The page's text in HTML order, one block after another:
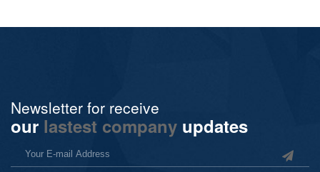
Newsletter for receive
our lastest company updates